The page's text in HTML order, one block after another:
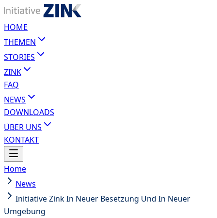
HOME
THEMEN
STORIES
ZINK
FAQ
NEWS
DOWNLOADS
ÜBER UNS
KONTAKT
Home
News
Initiative Zink In Neuer Besetzung Und In Neuer
Umgebung